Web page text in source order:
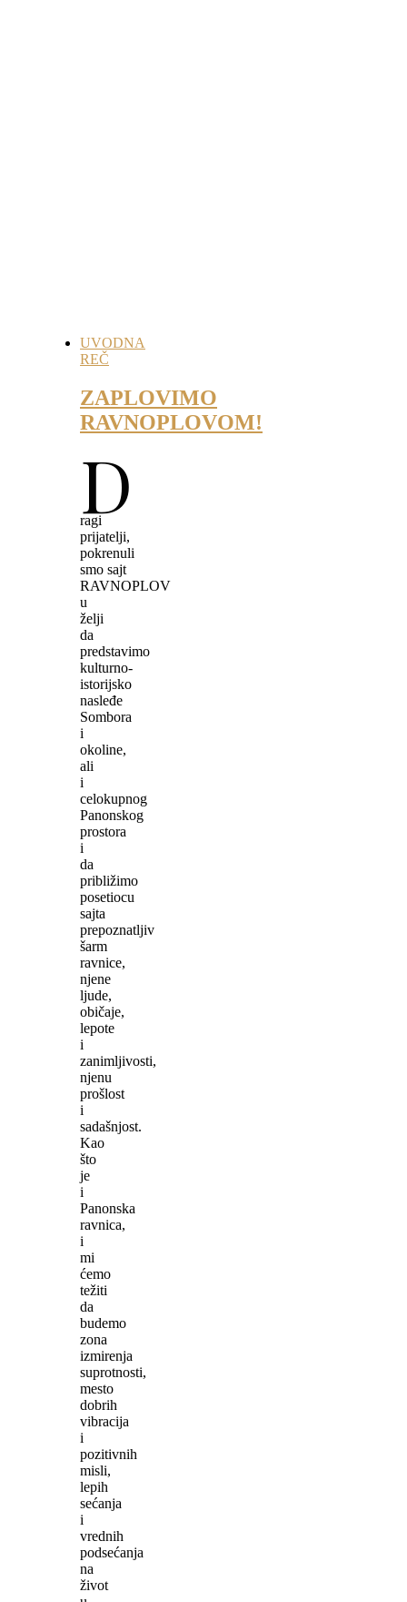
UVODNA
REČ
ZAPLOVIMO
RAVNOPLOVOM!
D
ragi
prijatelji,
pokrenuli
smo sajt
RAVNOPLOV
u
želji
da
predstavimo
kulturno-
istorijsko
nasleđe
Sombora
i
okoline,
ali
i
celokupnog
Panonskog
prostora
i
da
približimo
posetiocu
sajta
prepoznatljiv
šarm
ravnice,
njene
ljude,
običaje,
lepote
i
zanimljivosti,
njenu
prošlost
i
sadašnjost.
Kao
što
je
i
Panonska
ravnica,
i
mi
ćemo
težiti
da
budemo
zona
izmirenja
suprotnosti,
mesto
dobrih
vibracija
i
pozitivnih
misli,
lepih
sećanja
i
vrednih
podsećanja
na
život